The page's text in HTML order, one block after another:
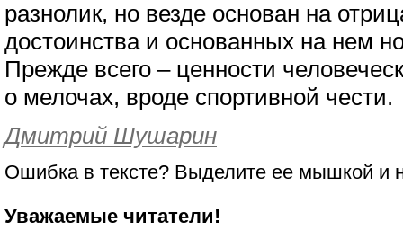
разнолик, но везде основан на
достоинства и основанных на нем
Прежде всего – ценности
о мелочах, вроде спортивной чести.
Дмитрий Шушарин
Ошибка в тексте? Выделите ее мышкой и
Уважаемые читатели!